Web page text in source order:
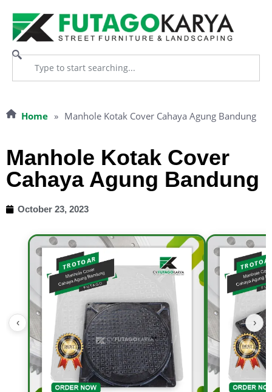
Home » Manhole Kotak Cover Cahaya Agung Bandung
Manhole Kotak Cover
Cahaya Agung Bandung
October 23, 2023
‹ ›